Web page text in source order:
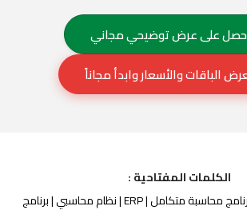
على عرض توضيحي مجاني
الباقات والأسعار وابدأ مجاناً
الكلمات المفتاحية :
نظام ERP سحابي | برنامج محاسبة متكامل | ERP | نظام محاسبي | برنامج